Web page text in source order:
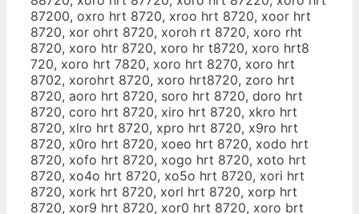
87200, oxro hrt 8720, xroo hrt 8720, xoor hrt
8720, xor ohrt 8720, xoroh rt 8720, xoro rht
8720, xoro htr 8720, xoro hr t8720, xoro hrt8
720, xoro hrt 7820, xoro hrt 8270, xoro hrt
8702, xorohrt 8720, xoro hrt8720, zoro hrt
8720, aoro hrt 8720, soro hrt 8720, doro hrt
8720, coro hrt 8720, xiro hrt 8720, xkro hrt
8720, xlro hrt 8720, xpro hrt 8720, x9ro hrt
8720, x0ro hrt 8720, xoeo hrt 8720, xodo hrt
8720, xofo hrt 8720, xogo hrt 8720, xoto hrt
8720, xo4o hrt 8720, xo5o hrt 8720, xori hrt
8720, xork hrt 8720, xorl hrt 8720, xorp hrt
8720, xor9 hrt 8720, xor0 hrt 8720, xoro brt